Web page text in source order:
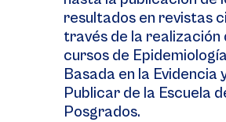
resultados en revistas
través de la realización
cursos de
Basada en la Evidencia
Publicar de la Escuela
Posgrados.